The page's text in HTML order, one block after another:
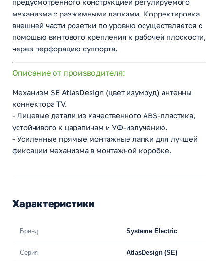
предусмотренного конструкцией регулируемого
механизма с разжимными лапками. Корректировка
внешней части розетки по уровню осуществляется с
помощью винтового крепления к рабочей плоскости,
через перфорацию суппорта.
Описание от производителя:
Механизм SE AtlasDesign (цвет изумруд) антенны
коннектора TV.
- Лицевые детали из качественного ABS-пластика,
устойчивого к царапинам и УФ-излучению.
- Усиленные прямые монтажные лапки для лучшей
фиксации механизма в монтажной коробке.
Характеристики
Бренд Systeme Electric
Серия AtlasDesign (SE)